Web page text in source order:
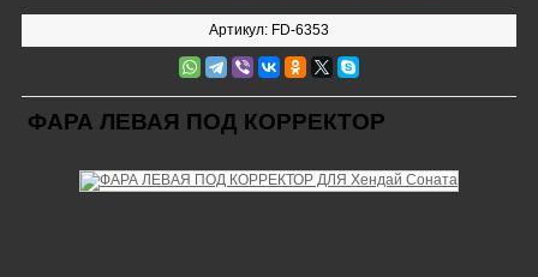
Артикул: FD-6353
ФАРА ЛЕВАЯ ПОД КОРРЕКТОР